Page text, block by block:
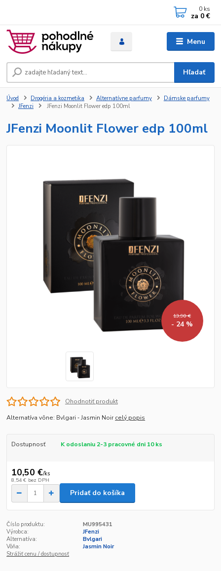
Menu
Hľadať
0 ks
za 0 €
Úvod Drogéria a kozmetika Alternatívne parfumy
Dámske parfumy
JFenzi
JFenzi Moonlit Flower edp 100ml
JFenzi Moonlit Flower edp 100ml
13,90 €
- 24 %
Ohodnotiť produkt
Alternatíva vône: Bvlgari ‐ Jasmin Noircelý popis
Dostupnosť K odoslaniu 2-3 pracovné dni 10 ks
10,50 €/ks
8,54 € bez DPH
Pridať do košíka
Číslo produktu:
MU995431
Výrobca:
JFenzi
Alternatíva:
Bvlgari
Vôňa:
Jasmin Noir
Strážiť cenu / dostupnosť